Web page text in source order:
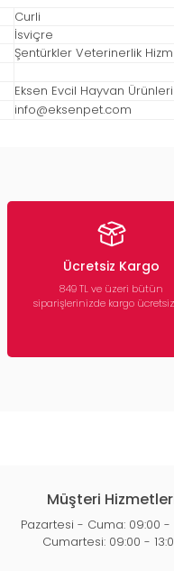
Curli
İsviçre
Şentürkler Veterinerlik
Eksen Evcil Hayvan Ürünleri
info@eksenpet.com
Ücretsiz Kargo
849 TL ve üzeri bütün
siparişlerinizde kargo
Müşteri
Pazartesi - Cuma: 09:00 -
Cumartesi: 09:00 -